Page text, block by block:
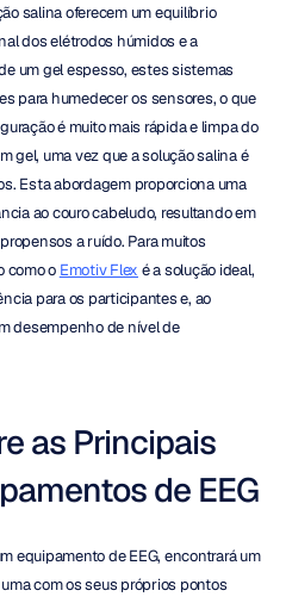
salina oferecem um equilíbrio
dos elétrodos húmidos e a
um gel espesso, estes sistemas
para humedecer os sensores, o que
é muito mais rápida e limpa do
gel, uma vez que a solução salina é
Esta abordagem proporciona uma
ao couro cabeludo, resultando em
a ruído. Para muitos
como o Emotiv Flex é a solução ideal,
para os participantes e, ao
desempenho de nível de
as Principais
de EEG
equipamento de EEG, encontrará um
com os seus próprios pontos